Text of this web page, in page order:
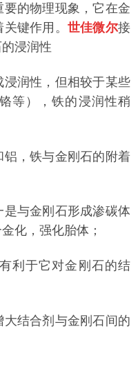
的物理现象，它在金
键作用。 世佳微尔接
浸润性
润性，但相较于某些
等），铁的浸润性稍
，铁与金刚石的附着
与金刚石形成渗碳体
化，强化胎体；
利于它对金刚石的结
结合剂与金刚石间的